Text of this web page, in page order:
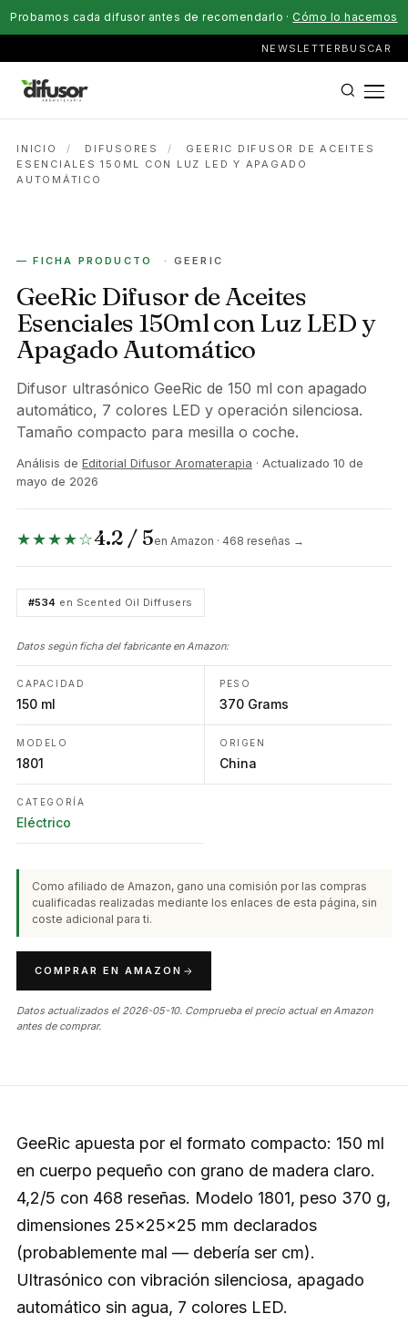
Probamos cada difusor antes de recomendarlo · Cómo lo hacemos
NEWSLETTER BUSCAR
INICIO / DIFUSORES /
GEERIC DIFUSOR DE ACEITES
ESENCIALES 150ML CON LUZ LED Y APAGADO
AUTOMÁTICO
— FICHA PRODUCTO · GEERIC
GeeRic Difusor de Aceites
Esenciales 150ml con Luz LED y
Apagado Automático
Difusor ultrasónico GeeRic de 150 ml con apagado
automático, 7 colores LED y operación silenciosa.
Tamaño compacto para mesilla o coche.
Análisis de Editorial Difusor Aromaterapia · Actualizado 10 de
mayo de 2026
★★★★☆4.2 / 5en Amazon · 468 reseñas →
#534 en Scented Oil Diffusers
Datos según ficha del fabricante en Amazon:
CAPACIDAD
150 ml
PESO
370 Grams
MODELO
1801
ORIGEN
China
CATEGORÍA
Eléctrico
Como afiliado de Amazon, gano una comisión por las compras
cualificadas realizadas mediante los enlaces de esta página, sin
coste adicional para ti.
COMPRAR EN AMAZON
Datos actualizados el 2026-05-10. Comprueba el precio actual en Amazon
antes de comprar.
GeeRic apuesta por el formato compacto: 150 ml
en cuerpo pequeño con grano de madera claro.
4,2/5 con 468 reseñas. Modelo 1801, peso 370 g,
dimensiones 25×25×25 mm declarados
(probablemente mal — debería ser cm).
Ultrasónico con vibración silenciosa, apagado
automático sin agua, 7 colores LED.